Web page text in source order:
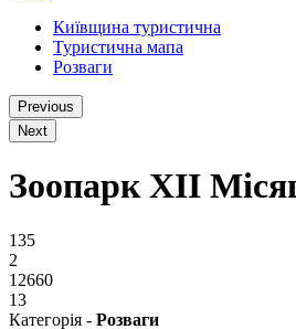
Київщина туристична
Туристична мапа
Розваги
Previous
Next
Зоопарк XII
135
2
12660
13
Категорія - Розваги